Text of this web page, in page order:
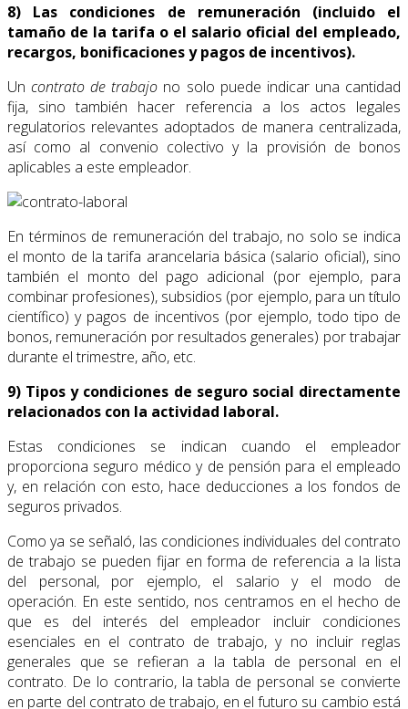
8) Las condiciones de remuneración (incluido el
tamaño de la tarifa o el salario oficial del empleado,
recargos, bonificaciones y pagos de incentivos).
Uncontrato de trabajo no solo puede indicar una cantidad
fija, sino también hacer referencia a los actos legales
regulatorios relevantes adoptados de manera centralizada,
así como al convenio colectivo y la provisión de bonos
aplicables a este empleador.
En términos de remuneración del trabajo, no solo se indica
el monto de la tarifa arancelaria básica (salario oficial), sino
también el monto del pago adicional (por ejemplo, para
combinar profesiones), subsidios (por ejemplo, para un título
científico) y pagos de incentivos (por ejemplo, todo tipo de
bonos, remuneración por resultados generales) por trabajar
durante el trimestre, año, etc.
9) Tipos y condiciones de seguro social directamente
relacionados con la actividad laboral.
Estas condiciones se indican cuando el empleador
proporciona seguro médico y de pensión para el empleado
y, en relación con esto, hace deducciones a los fondos de
seguros privados.
Como ya se señaló, las condiciones individuales del contrato
de trabajo se pueden fijar en forma de referencia a la lista
del personal, por ejemplo, el salario y el modo de
operación. En este sentido, nos centramos en el hecho de
que es del interés del empleador incluir condiciones
esenciales en el contrato de trabajo, y no incluir reglas
generales que se refieran a la tabla de personal en el
contrato. De lo contrario, la tabla de personal se convierte
en parte del contrato de trabajo, en el futuro su cambio está